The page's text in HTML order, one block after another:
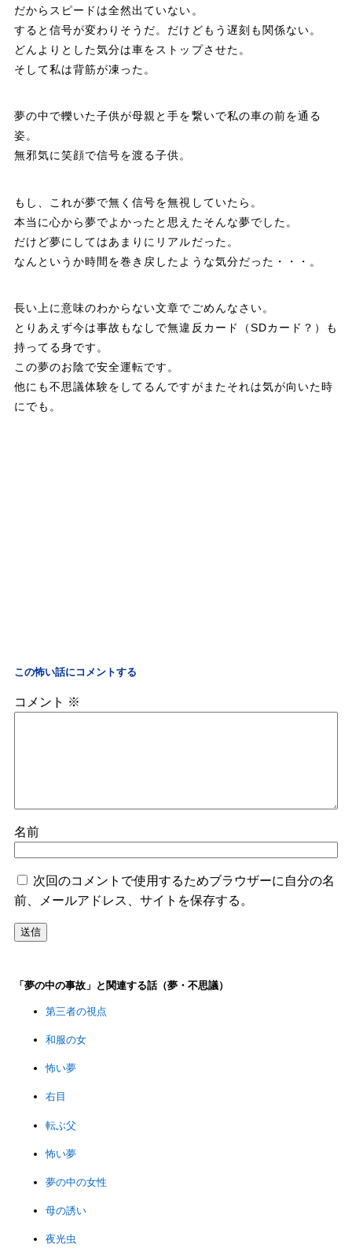
だからスピードは全然出ていない。
すると信号が変わりそうだ。だけどもう遅刻も関係ない。
どんよりとした気分は車をストップさせた。
そして私は背筋が凍った。
夢の中で轢いた子供が母親と手を繋いで私の車の前を通る
姿。
無邪気に笑顔で信号を渡る子供。
もし、これが夢で無く信号を無視していたら。
本当に心から夢でよかったと思えたそんな夢でした。
だけど夢にしてはあまりにリアルだった。
なんというか時間を巻き戻したような気分だった・・・。
長い上に意味のわからない文章でごめんなさい。
とりあえず今は事故もなしで無違反カード（SDカード？）も
持ってる身です。
この夢のお陰で安全運転です。
他にも不思議体験をしてるんですがまたそれは気が向いた時
にでも。
この怖い話にコメントする
コメント ※
名前
次回のコメントで使用するためブラウザーに自分の名
前、メールアドレス、サイトを保存する。
「夢の中の事故」と関連する話（夢・不思議）
第三者の視点
和服の女
怖い夢
右目
転ぶ父
怖い夢
夢の中の女性
母の誘い
夜光虫